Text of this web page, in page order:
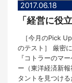
2017.06.18
［今月のPick
のテスト］ 厳密
『コトラーのマ
ー（東洋経済新
タントを見つけ